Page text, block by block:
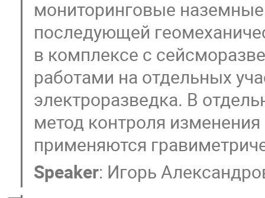
мониторинговые
последующей
в комплексе с
работами на отдельных
электроразведка. В
метод контроля
применяются
Speaker: Игорь